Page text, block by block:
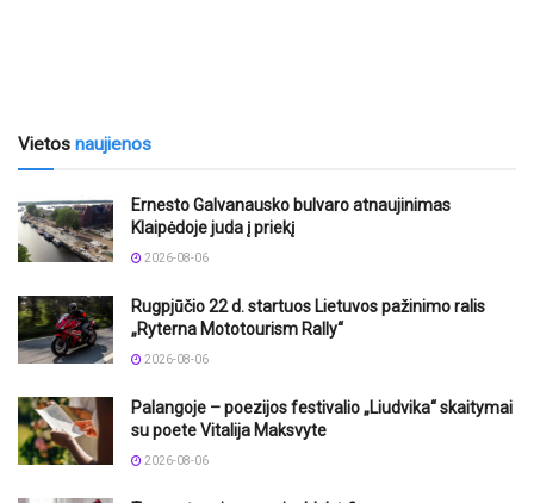
Vietos naujienos
Ernesto Galvanausko bulvaro atnaujinimas
Klaipėdoje juda į priekį
2026-08-06
Rugpjūčio 22 d. startuos Lietuvos pažinimo ralis
„Ryterna Mototourism Rally“
2026-08-06
Palangoje – poezijos festivalio „Liudvika“ skaitymai
su poete Vitalija Maksvyte
2026-08-06